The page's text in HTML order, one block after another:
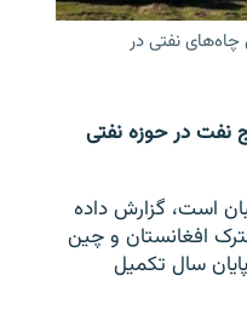
آزاد
نفتی در
چاه استخراج نفت در حوزه نفتی
است، گزارش داده
افغانستان و چین
سال تکمیل